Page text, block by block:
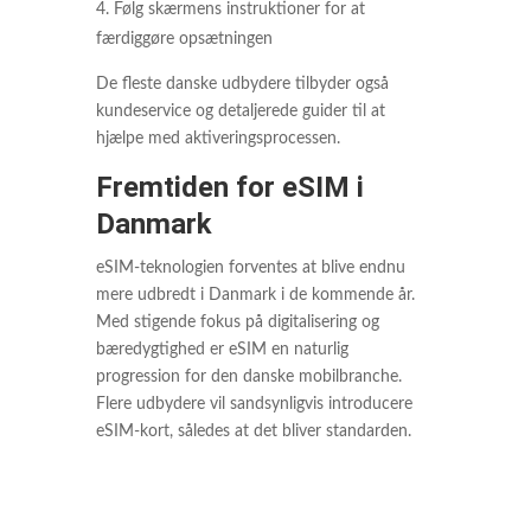
Følg skærmens instruktioner for at
færdiggøre opsætningen
De fleste danske udbydere tilbyder også
kundeservice og detaljerede guider til at
hjælpe med aktiveringsprocessen.
Fremtiden for eSIM i
Danmark
eSIM-teknologien forventes at blive endnu
mere udbredt i Danmark i de kommende år.
Med stigende fokus på digitalisering og
bæredygtighed er eSIM en naturlig
progression for den danske mobilbranche.
Flere udbydere vil sandsynligvis introducere
eSIM-kort, således at det bliver standarden.